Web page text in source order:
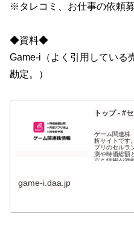
※タレコミ、お仕事の依頼
◆資料◆
Game-i（よく引用している
勘定。）
トップ - #
ゲーム関連株
析サイトです
プリのセルラ
測や時価総額
立ち情報が満
game-i.daa.jp